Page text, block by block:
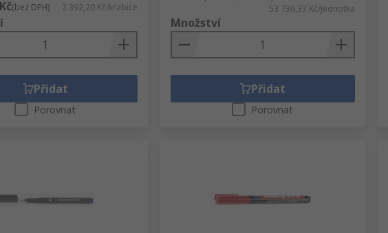
(bez DPH) 2 392,20 Kč/krabice
Přidat
Porovnat
53 736,33 Kč/jednotka
Množství
Přidat
Porovnat